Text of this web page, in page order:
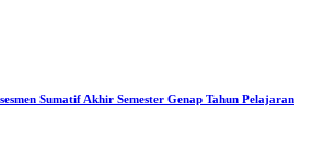
Sumatif Akhir Semester Genap Tahun Pelajaran